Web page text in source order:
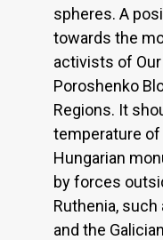
spheres. A
towards the
activists of
Poroshenko
Regions. It
temperature
Hungarian
by forces
Ruthenia,
and the